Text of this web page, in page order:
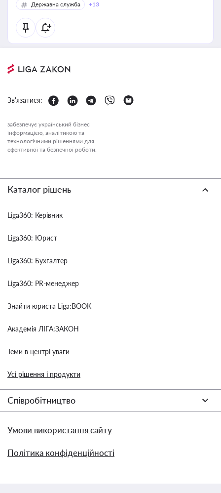
Державна служба
+13
Зв'язатися:
забезпечує український бізнес
інформацією, аналітикою та
технологічними рішеннями для
ефективної та безпечної роботи.
Каталог рішень
Liga360: Керівник
Liga360: Юрист
Liga360: Бухгалтер
Liga360: PR-менеджер
Знайти юриста Liga:BOOK
Академія ЛІГА:ЗАКОН
Теми в центрі уваги
Усі рішення і продукти
Співробітництво
Умови використання сайту
Політика конфіденційності